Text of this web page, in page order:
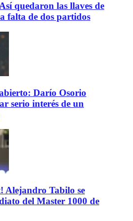
quedaron las llaves de
falta de dos partidos
Darío Osorio
serio interés de un
Alejandro Tabilo se
del Master 1000 de